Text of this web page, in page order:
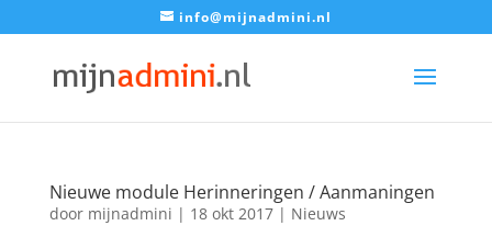
info@mijnadmini.nl
Nieuwe module Herinneringen / Aanmaningen
door mijnadmini | 18 okt 2017| Nieuws